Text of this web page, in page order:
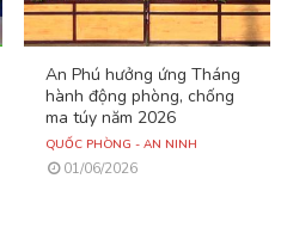
An Phú hưởng ứng Tháng
hành động phòng, chống
ma túy năm 2026
QUỐC PHÒNG - AN NINH
01/06/2026